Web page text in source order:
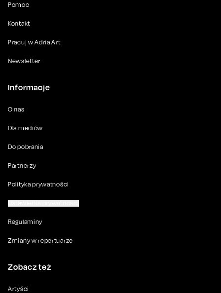
Pomoc
Kontakt
Pracuj w Adria Art
Newsletter
Informacje
O nas
Dla mediów
Do pobrania
Partnerzy
Polityka prywatności
Regulaminy
Zmiany w repertuarze
Zobacz też
Artyści